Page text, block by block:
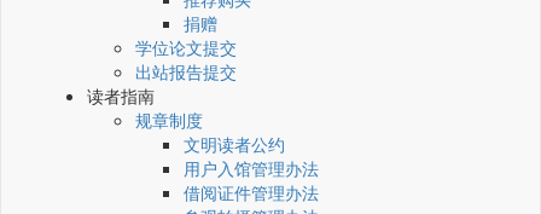
捐赠
学位论文提交
出站报告提交
读者指南
规章制度
文明读者公约
用户入馆管理办法
借阅证件管理办法